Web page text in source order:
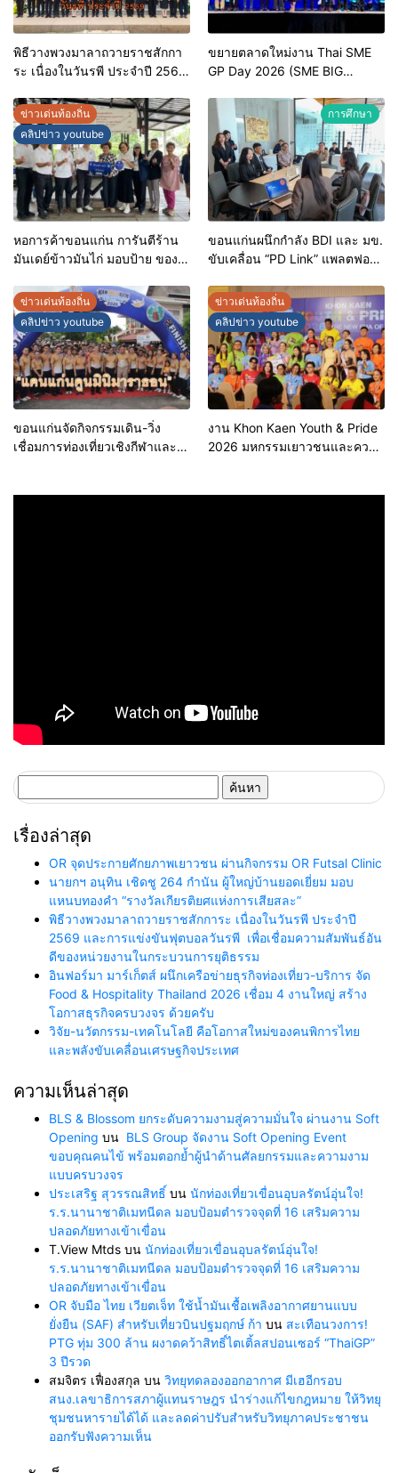
พิธีวางพวงมาลาถวายราชสักกา
ระ เนื่องในวันรพี ประจำปี 2569
เพื่อเชื่อมความสัมพันธ์อันดีของ
หน่วยงานในกระบวนการ
ยุติธรรม
ขยายตลาดใหม่งาน Thai SME
GP Day 2026 (SME BIG
ข่าวเด่นท้องถิ่น
คลิปข่าว youtube
หอการค้าขอนแก่น การันตีร้าน
มันเดย์ข้าวมันไก่ มอบป้าย ของดี
ประกอบการคุณภาพ ยกระดับ
มาตรฐาน สร้างความเชื่อมั่นให้ผู้
บริโภค
การศึกษา
ขอนแก่นผนึกกำลัง BDI และ มข.
ขับเคลื่อน “PD Link” แพลตฟอร์ม
บริหารงานบนฐานข้อมูลที่
แม่นยำและยั่งยืน
ข่าวเด่นท้องถิ่น
คลิปข่าว youtube
ขอนแก่นจัดกิจกรรมเดิน-วิ่ง
เชื่อมการท่องเที่ยวเชิงกีฬาและ
ข่าวเด่นท้องถิ่น
คลิปข่าว youtube
งาน Khon Kaen Youth & Pride
2026 มหกรรมเยาวชนและความ
สำหรับ:
เรื่องล่าสุด
OR จุดประกายศักยภาพเยาวชน ผ่านกิจกรรม OR Futsal Clinic
นายกฯ อนุทิน เชิดชู 264 กำนัน ผู้ใหญ่บ้านยอดเยี่ยม มอบ
แหนบทองคำ “รางวัลเกียรติยศแห่งการเสียสละ”
พิธีวางพวงมาลาถวายราชสักการะ เนื่องในวันรพี ประจำปี
2569 และการแข่งขันฟุตบอลวันรพี เพื่อเชื่อมความสัมพันธ์อัน
ดีของหน่วยงานในกระบวนการยุติธรรม
อินฟอร์มา มาร์เก็ตส์ ผนึกเครือข่ายธุรกิจท่องเที่ยว-บริการ จัด
Food & Hospitality Thailand 2026 เชื่อม 4 งานใหญ่ สร้าง
โอกาสธุรกิจครบวงจร ด้วยครับ
วิจัย-นวัตกรรม-เทคโนโลยี คือโอกาสใหม่ของคนพิการไทย
และพลังขับเคลื่อนเศรษฐกิจประเทศ
ความเห็นล่าสุด
BLS & Blossom ยกระดับความงามสู่ความมั่นใจ ผ่านงาน Soft
Opening บน BLS Group จัดงาน Soft Opening Event
ขอบคุณคนไข้ พร้อมตอกย้ำผู้นำด้านศัลยกรรมและความงาม
แบบครบวงจร
ประเสริฐ สุวรรณสิทธิ์ บน นักท่องเที่ยวเขื่อนอุบลรัตน์อุ่นใจ!
ร.ร.นานาชาติเมทนีดล มอบป้อมตำรวจจุดที่ 16 เสริมความ
ปลอดภัยทางเข้าเขื่อน
T.View Mtds บน นักท่องเที่ยวเขื่อนอุบลรัตน์อุ่นใจ!
ร.ร.นานาชาติเมทนีดล มอบป้อมตำรวจจุดที่ 16 เสริมความ
ปลอดภัยทางเข้าเขื่อน
OR จับมือ ไทย เวียตเจ็ท ใช้น้ำมันเชื้อเพลิงอากาศยานแบบ
ยั่งยืน (SAF) สำหรับเที่ยวบินปฐมฤกษ์ ก้า บน สะเทือนวงการ!
PTG ทุ่ม 300 ล้าน ผงาดคว้าสิทธิ์ไตเติ้ลสปอนเซอร์ “ThaiGP”
3 ปีรวด
สมจิตร เฟื่องสกุล บน วิทยุทดลองออกอากาศ มีเฮอีกรอบ
สนง.เลขาธิการสภาผู้แทนราษฎร นำร่างแก้ไขกฎหมาย ให้วิทยุ
ชุมชนหารายได้ได้ และลดค่าปรับสำหรับวิทยุภาคประชาชน
ออกรับฟังความเห็น